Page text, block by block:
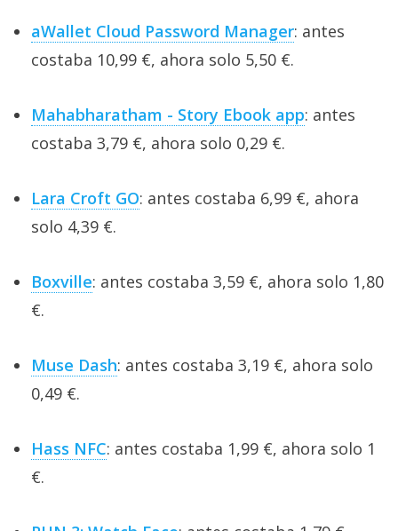
aWallet Cloud Password Manager: antes
costaba 10,99 €, ahora solo 5,50 €.
Mahabharatham - Story Ebook app: antes
costaba 3,79 €, ahora solo 0,29 €.
Lara Croft GO: antes costaba 6,99 €, ahora
solo 4,39 €.
Boxville: antes costaba 3,59 €, ahora solo 1,80
€.
Muse Dash: antes costaba 3,19 €, ahora solo
0,49 €.
Hass NFC: antes costaba 1,99 €, ahora solo 1
€.